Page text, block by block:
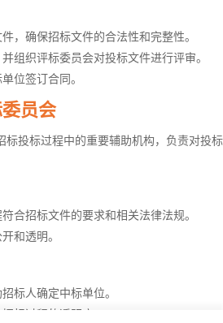
，确保招标文件的合法性和完整性。
组织评标委员会对投标文件进行评审。
位签订合同。
员会
标投标过程中的重要辅助机构，负责对投
合招标文件的要求和相关法律法规。
和透明。
标人确定中标单位。